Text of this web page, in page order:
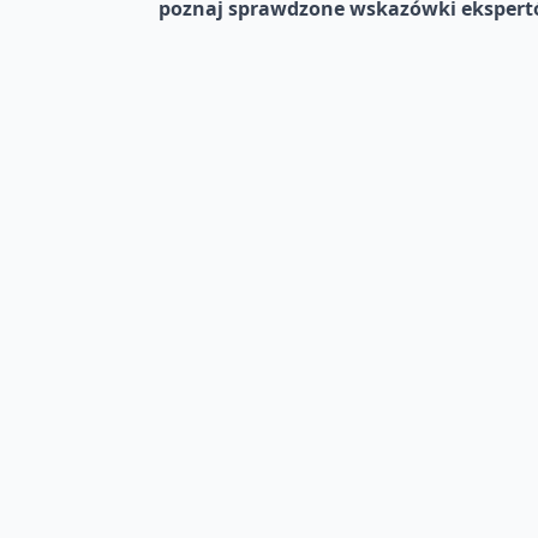
poznaj sprawdzone wskazówki